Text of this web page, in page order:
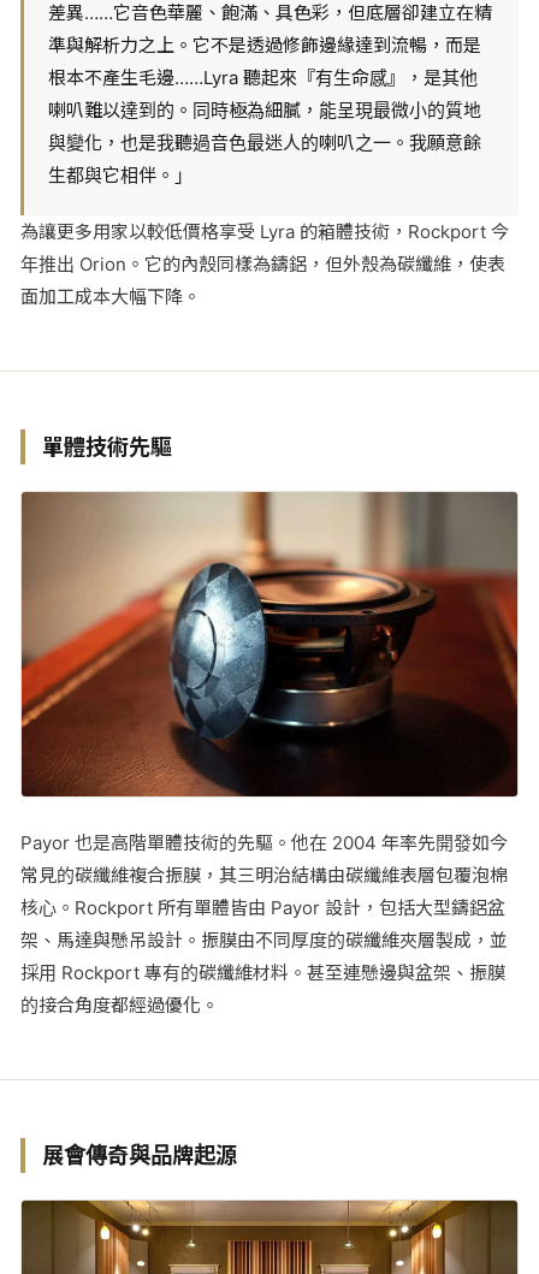
差異……它音色華麗、飽滿、具色彩，但底層卻建立在精
準與解析力之上。它不是透過修飾邊緣達到流暢，而是
根本不產生毛邊……Lyra 聽起來『有生命感』，是其他
喇叭難以達到的。同時極為細膩，能呈現最微小的質地
與變化，也是我聽過音色最迷人的喇叭之一。我願意餘
生都與它相伴。」
為讓更多用家以較低價格享受 Lyra 的箱體技術，Rockport 今
年推出 Orion。它的內殼同樣為鑄鋁，但外殼為碳纖維，使表
面加工成本大幅下降。
單體技術先驅
Payor 也是高階單體技術的先驅。他在 2004 年率先開發如今
常見的碳纖維複合振膜，其三明治結構由碳纖維表層包覆泡棉
核心。Rockport 所有單體皆由 Payor 設計，包括大型鑄鋁盆
架、馬達與懸吊設計。振膜由不同厚度的碳纖維夾層製成，並
採用 Rockport 專有的碳纖維材料。甚至連懸邊與盆架、振膜
的接合角度都經過優化。
展會傳奇與品牌起源